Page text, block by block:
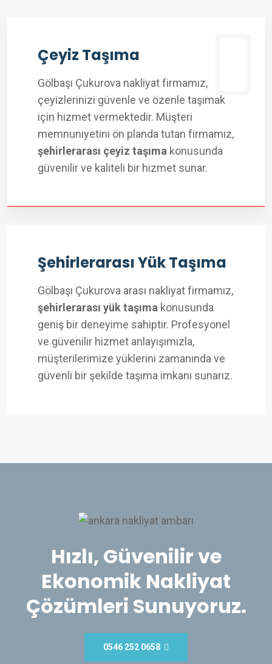
Çeyiz Taşıma
Gölbaşı Çukurova nakliyat firmamız,
çeyizlerinizi güvenle ve özenle taşımak
için hizmet vermektedir. Müşteri
memnuniyetini ön planda tutan firmamız,
şehirlerarası çeyiz taşıma konusunda
güvenilir ve kaliteli bir hizmet sunar.
Şehirlerarası Yük Taşıma
Gölbaşı Çukurova arası nakliyat firmamız,
şehirlerarası yük taşıma konusunda
geniş bir deneyime sahiptir. Profesyonel
ve güvenilir hizmet anlayışımızla,
müşterilerimize yüklerini zamanında ve
güvenli bir şekilde taşıma imkanı sunarız.
Hızlı, Güvenilir ve
Ekonomik Nakliyat
Çözümleri Sunuyoruz.
0546 252 0658